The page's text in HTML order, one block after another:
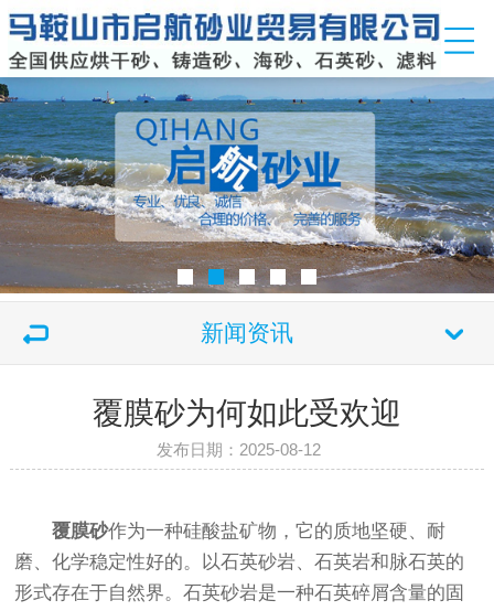
新闻资讯
覆膜砂为何如此受欢迎
发布日期：2025-08-12
覆膜砂作为一种硅酸盐矿物，它的质地坚硬、耐
磨、化学稳定性好的。以石英砂岩、石英岩和脉石英的
形式存在于自然界。石英砂岩是一种石英碎屑含量的固